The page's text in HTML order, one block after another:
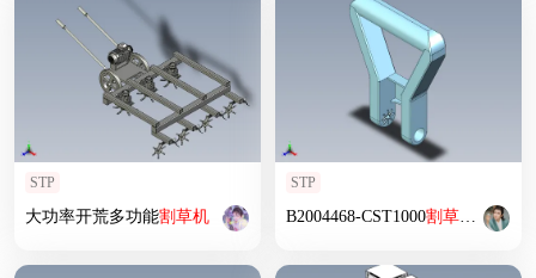
STP
大功率开荒多功能割草机
STP
B2004468-CST1000割草机 手柄